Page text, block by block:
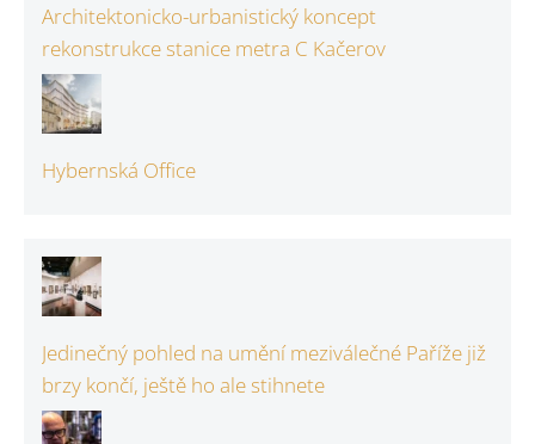
Architektonicko-urbanistický koncept
rekonstrukce stanice metra C Kačerov
Hybernská Office
Jedinečný pohled na umění meziválečné Paříže již
brzy končí, ještě ho ale stihnete